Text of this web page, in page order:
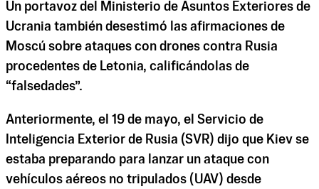
Un portavoz del Ministerio de Asuntos Exteriores de
Ucrania también desestimó las afirmaciones de
Moscú sobre ataques con drones contra Rusia
procedentes de Letonia, calificándolas de
“falsedades”.
Anteriormente, el 19 de mayo, el Servicio de
Inteligencia Exterior de Rusia (SVR) dijo que Kiev se
estaba preparando para lanzar un ataque con
vehículos aéreos no tripulados (UAV) desde